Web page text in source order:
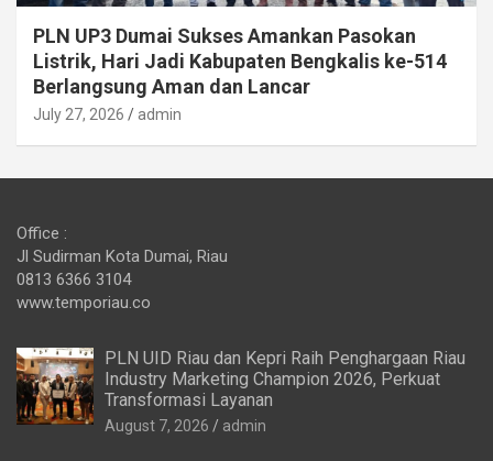
PLN UP3 Dumai Sukses Amankan Pasokan
Listrik, Hari Jadi Kabupaten Bengkalis ke-514
Berlangsung Aman dan Lancar
July 27, 2026 admin
Office :
Jl Sudirman Kota Dumai, Riau
0813 6366 3104
www.temporiau.co
PLN UID Riau dan Kepri Raih Penghargaan Riau
Industry Marketing Champion 2026, Perkuat
Transformasi Layanan
August 7, 2026 admin